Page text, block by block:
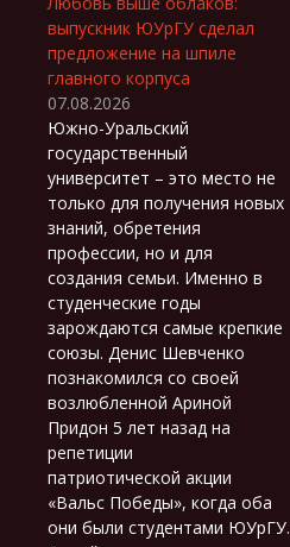
выпускник ЮУрГУ сделал
предложение на шпиле
главного корпуса
07.08.2026
Южно-Уральский
государственный
университет – это место не
только для получения новых
знаний, обретения
профессии, но и для
создания семьи. Именно в
студенческие годы
зарождаются самые крепкие
союзы. Денис Шевченко
познакомился со своей
возлюбленной Ариной
Придон 5 лет назад на
репетиции
патриотической акции
«Вальс Победы», когда оба
они были студентами ЮУрГУ.